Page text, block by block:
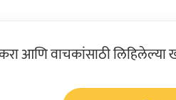
आणि वाचकांसाठी लिहिलेल्या